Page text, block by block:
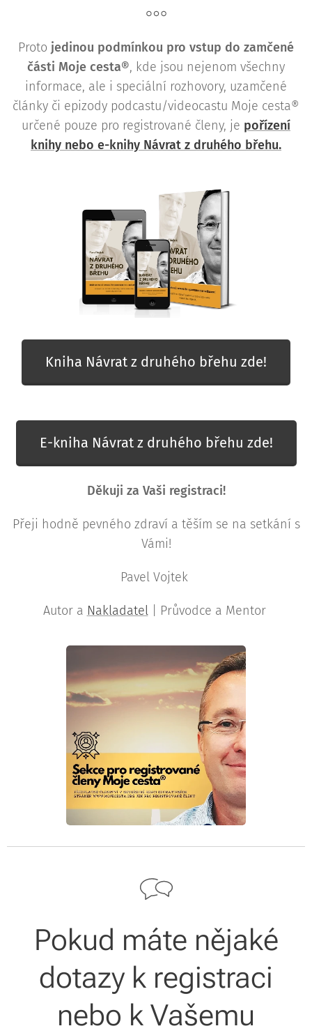
Proto jedinou podmínkou pro vstup do zamčené
části Moje cesta®, kde jsou nejenom všechny
informace, ale i speciální rozhovory, uzamčené
články či epizody podcastu/videocastu Moje cesta®
určené pouze pro registrované členy, je pořízení
knihy nebo e-knihy Návrat z druhého břehu.
Kniha Návrat z druhého břehu zde!
E-kniha Návrat z druhého břehu zde!
Děkuji za Vaši registraci!
Přeji hodně pevného zdraví a těším se na setkání s
Vámi!
Pavel Vojtek
Autor a Nakladatel| Průvodce a Mentor
Pokud máte nějaké
dotazy k registraci
nebo k Vašemu